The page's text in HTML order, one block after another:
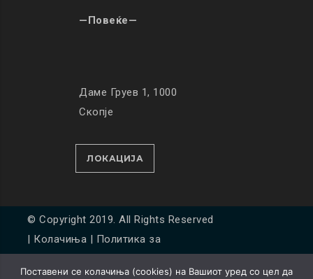
—Повеќе—
Даме Груев 1, 1000
Скопје
ЛОКАЦИЈА
© Copyright 2019. All Rights Reserved
| Колачиња | Политика за
Поставени се колачиња (cookies) на Вашиот уред со цел да